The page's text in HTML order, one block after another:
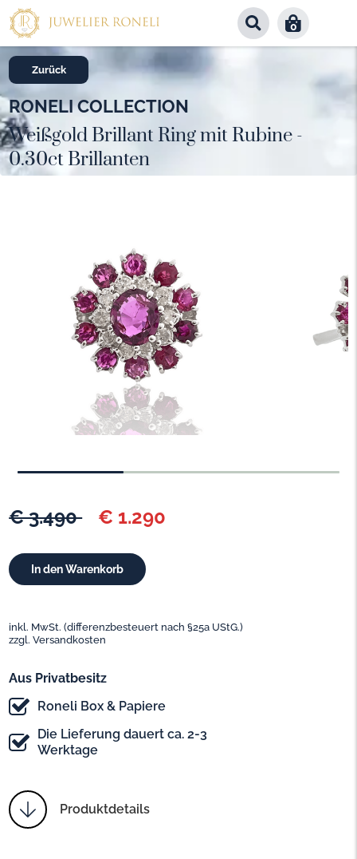
0
Zurück
€ 3.490 € 1.290
inkl. MwSt. (differenzbesteuert nach §25a UStG.)
zzgl. Versandkosten
Aus Privatbesitz
Roneli Box & Papiere
Die Lieferung dauert ca. 2-3
Werktage
Produktdetails
RONELI COLLECTION
Weißgold Brillant Ring mit Rubine -
0.30ct Brillanten